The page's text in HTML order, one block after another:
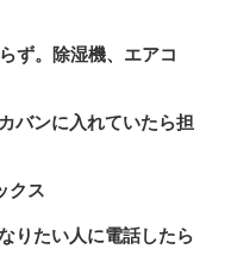
。除湿機、エアコ
バンに入れていたら担
ス
りたい人に電話したら